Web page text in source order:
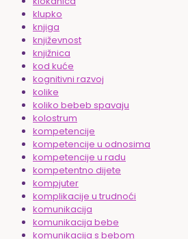
klupko
knjiga
književnost
knjižnica
kod kuće
kognitivni razvoj
kolike
koliko bebeb spavaju
kolostrum
kompetencije
kompetencije u odnosima
kompetencije u radu
kompetentno dijete
kompjuter
komplikacije u trudnoći
komunikacija
komunikacija bebe
komunikacija s bebom